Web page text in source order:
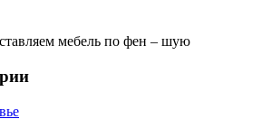
мебель по фен – шую